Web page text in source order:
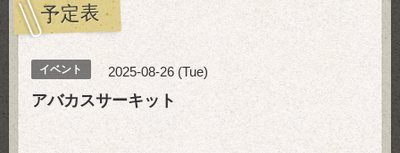
予定表
イベント 2025-08-26 (Tue)
アバカスサーキット